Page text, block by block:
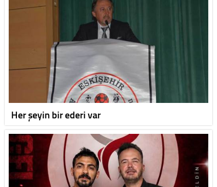
Her şeyin bir ederi var